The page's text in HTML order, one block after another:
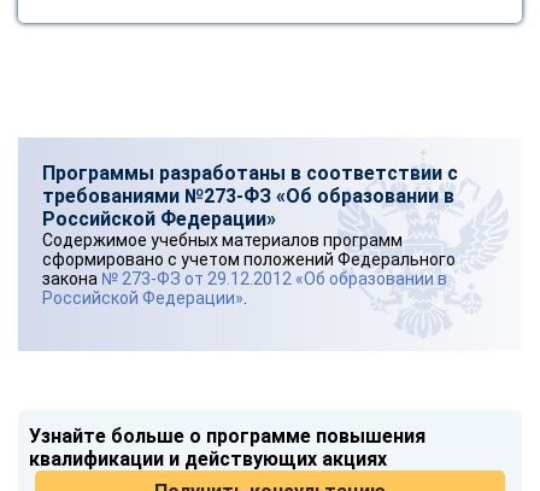
Программы разработаны в соответствии с
требованиями №273-ФЗ «Об образовании в
Российской Федерации»
Содержимое учебных материалов программ
сформировано с учетом положений Федерального
закона № 273-ФЗ от 29.12.2012 «Об образовании в
Российской Федерации»
Узнайте больше о программе повышения
квалификации и действующих акциях